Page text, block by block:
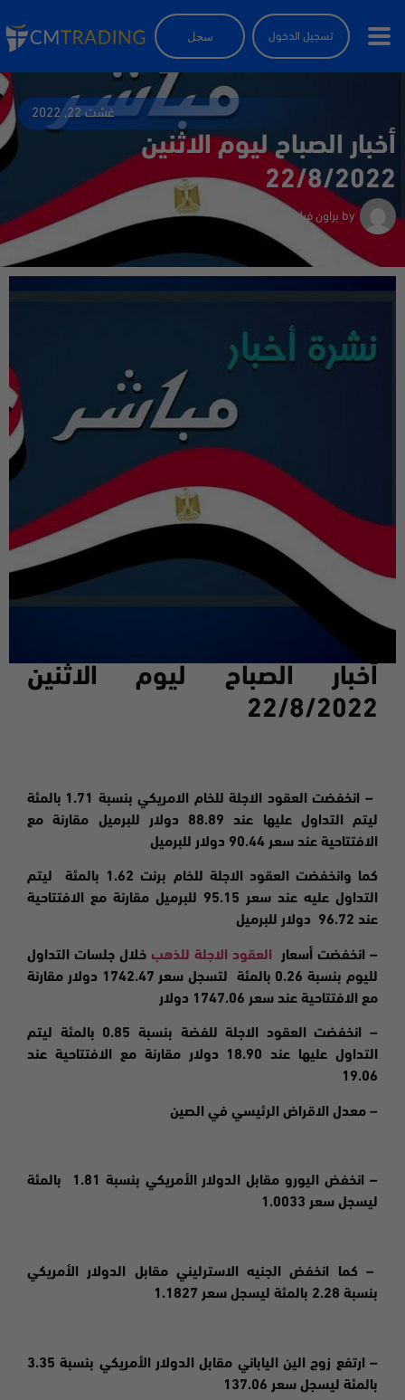
تسجيل الدخول سجل
غشت 22, 2022
أخبار الصباح ليوم الاثنين
22/8/2022
by براون فيلكس
أخبار الصباح ليوم الاثنين
22/8/2022
– انخفضت
العقود الاجلة للخام الامريكي بنسبة 1.71 بالمئة
ليتم التداول عليها عند 88.89 دولار للبرميل مقارنة مع
الافتتاحية عند سعر 90.44 دولار للبرميل
كما وانخفضت العقود الاجلة للخام برنت 1.62 بالمئة ليتم
التداول عليه عند سعر 95.15 للبرميل مقارنة مع الافتتاحية
عند 96.72 دولار للبرميل
– انخفضت أسعار العقود الاجلة للذهب خلال جلسات التداول
لليوم بنسبة 0.26 بالمئة لتسجل سعر 1742.47 دولار مقارنة
مع الافتتاحية عند سعر 1747.06 دولار
– انخفضت
العقود الاجلة للفضة بنسبة 0.85 بالمئة ليتم
التداول عليها عند 18.90 دولار مقارنة مع الافتتاحية عند
19.06
– معدل الاقراض الرئيسي في الصين
– انخفض اليورو مقابل الدولار الأمريكي بنسبة 1.81 بالمئة
ليسجل سعر 1.0033
– كما انخفض الجنيه الاسترليني مقابل الدولار الأمريكي
بنسبة 2.28 بالمئة ليسجل سعر 1.1827
– ارتفع زوج الين الياباني مقابل الدولار الأمريكي بنسبة 3.35
بالمئة ليسجل سعر 137.06